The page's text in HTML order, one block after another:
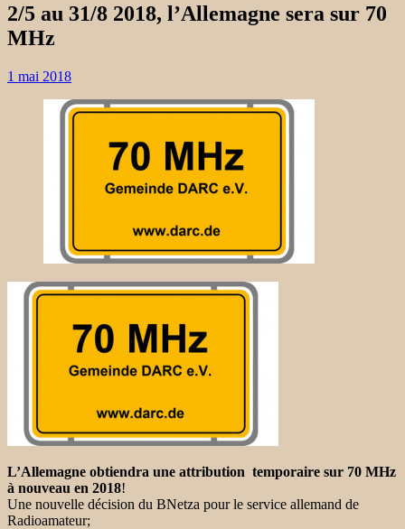
2/5 au 31/8 2018, l’Allemagne sera sur 70
MHz
1 mai 2018
L’Allemagne obtiendra une attribution temporaire sur 70 MHz
à nouveau en 2018!
Une nouvelle décision du BNetza pour le service allemand de
Radioamateur;